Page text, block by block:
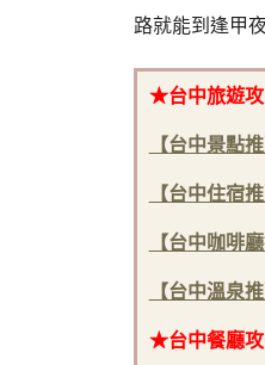
路就能到逢甲
★台中旅遊
【台中景點
【台中住宿推
【台中咖啡廳
【台中溫泉推
★台中餐廳